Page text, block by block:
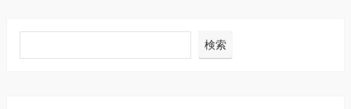
検索